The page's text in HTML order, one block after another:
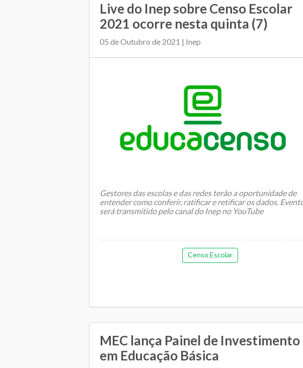
Live do Inep sobre Censo Escolar
2021 ocorre nesta quinta (7)
05 de Outubro de 2021 | Inep
Gestores das escolas e das redes terão a oportunidade de
entender como conferir, ratificar e retificar os dados.
será transmitido pelo canal do Inep no YouTube
Censo Escolar
MEC lança Painel de Investimento
em Educação Básica